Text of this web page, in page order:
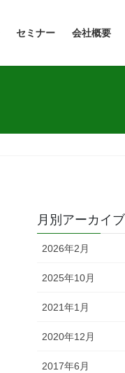
セミナー 会社概要
月別アーカイブ
2026年2月
2025年10月
2021年1月
2020年12月
2017年6月